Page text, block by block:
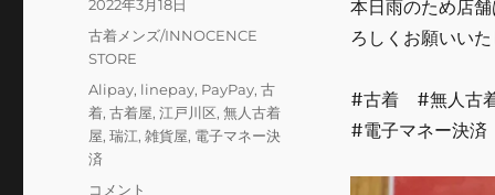
本日雨のため店
ろしくお願いいた
#古着 #無人古
#電子マネー決済
稿
2022年3月18日
カ
テ
ゴ
リ
ー
古着メンズ/INNOCENCE
STORE
タ
グ
Alipay, linepay, PayPay,古
着,古着屋,江戸川区,無人古着
屋,瑞江,雑貨屋, 電子マネー決
済
本
コメント